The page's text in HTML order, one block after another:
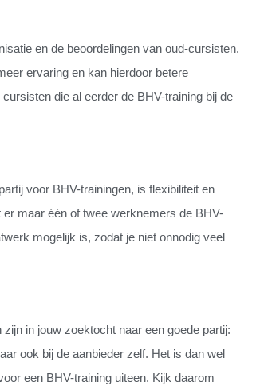
en de beoordelingen van oud-cursisten.
ervaring en kan hierdoor betere
die al eerder de BHV-training bij de
voor BHV-trainingen, is flexibiliteit en
maar één of twee werknemers de BHV-
mogelijk is, zodat je niet onnodig veel
in jouw zoektocht naar een goede partij:
ook bij de aanbieder zelf. Het is dan wel
een BHV-training uiteen. Kijk daarom